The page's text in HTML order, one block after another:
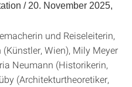
/ 20. November 2025,
und Reiseleiterin,
Wien), Mily Meyer
Neumann (Historikerin,
(Architekturtheoretiker,